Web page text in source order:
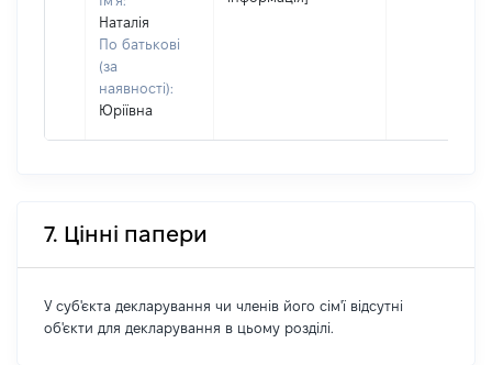
Наталія
По батькові
(за
наявності):
Юріївна
7. Цінні папери
У суб'єкта декларування чи членів його сім'ї відсутні
об'єкти для декларування в цьому розділі.